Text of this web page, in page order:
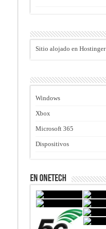
Sitio alojado en Hostinger
Windows
Xbox
Microsoft 365
Dispositivos
En Onetech